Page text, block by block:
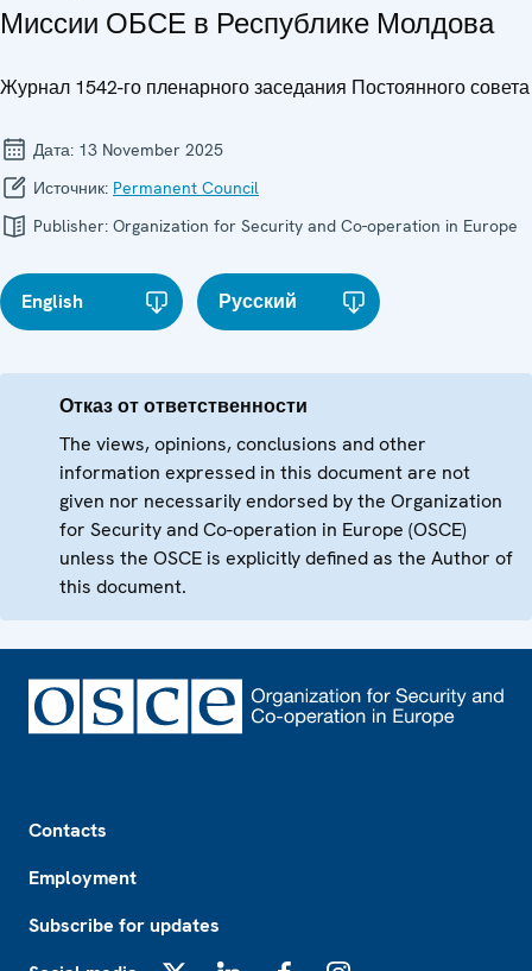
Миссии ОБСЕ в Республике Молдова
Журнал 1542-го пленарного заседания Постоянного совета
Дата: 13 November 2025
Источник: Permanent Council
Publisher: Organization for Security and Co-operation in Europe
English Русский
Отказ от ответственности
The views, opinions, conclusions and other
information expressed in this document are not
given nor necessarily endorsed by the Organization
for Security and Co-operation in Europe (OSCE)
unless the OSCE is explicitly defined as the Author of
this document.
Contacts
Employment
Subscribe for updates